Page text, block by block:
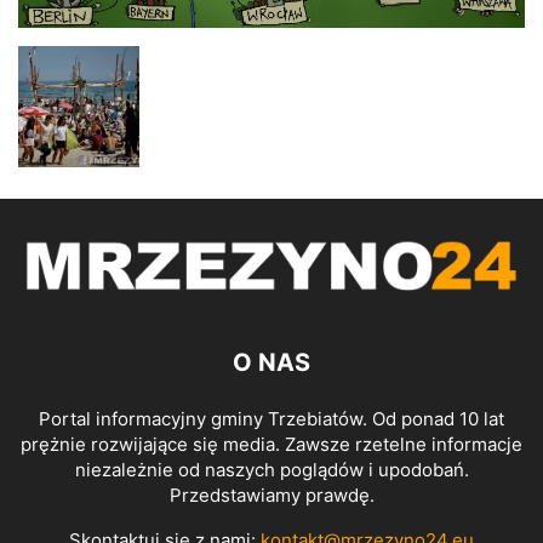
O NAS
Portal informacyjny gminy Trzebiatów. Od ponad 10 lat
prężnie rozwijające się media. Zawsze rzetelne informacje
niezależnie od naszych poglądów i upodobań.
Przedstawiamy prawdę.